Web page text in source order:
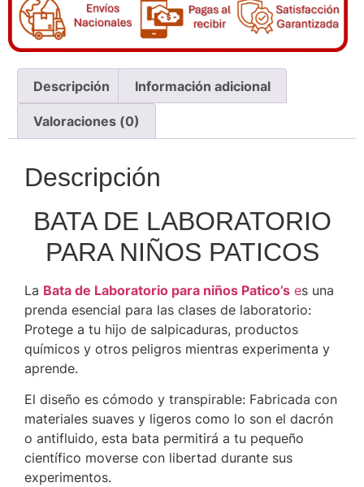
Descripción Información adicional
Valoraciones (0)
Descripción
BATA DE LABORATORIO
PARA NIÑOS PATICOS
La Bata de Laboratorio para niños Patico’s es una
prenda esencial para las clases de laboratorio:
Protege a tu hijo de salpicaduras, productos
químicos y otros peligros mientras experimenta y
aprende.
El diseño es cómodo y transpirable: Fabricada con
materiales suaves y ligeros como lo son el dacrón
o antifluido, esta bata permitirá a tu pequeño
científico moverse con libertad durante sus
experimentos.